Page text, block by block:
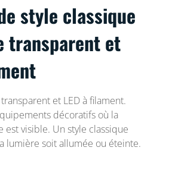
style classique
transparent et
et LED à filament.
décoratifs où la
est visible. Un style classique
lumière soit allumée ou éteinte.